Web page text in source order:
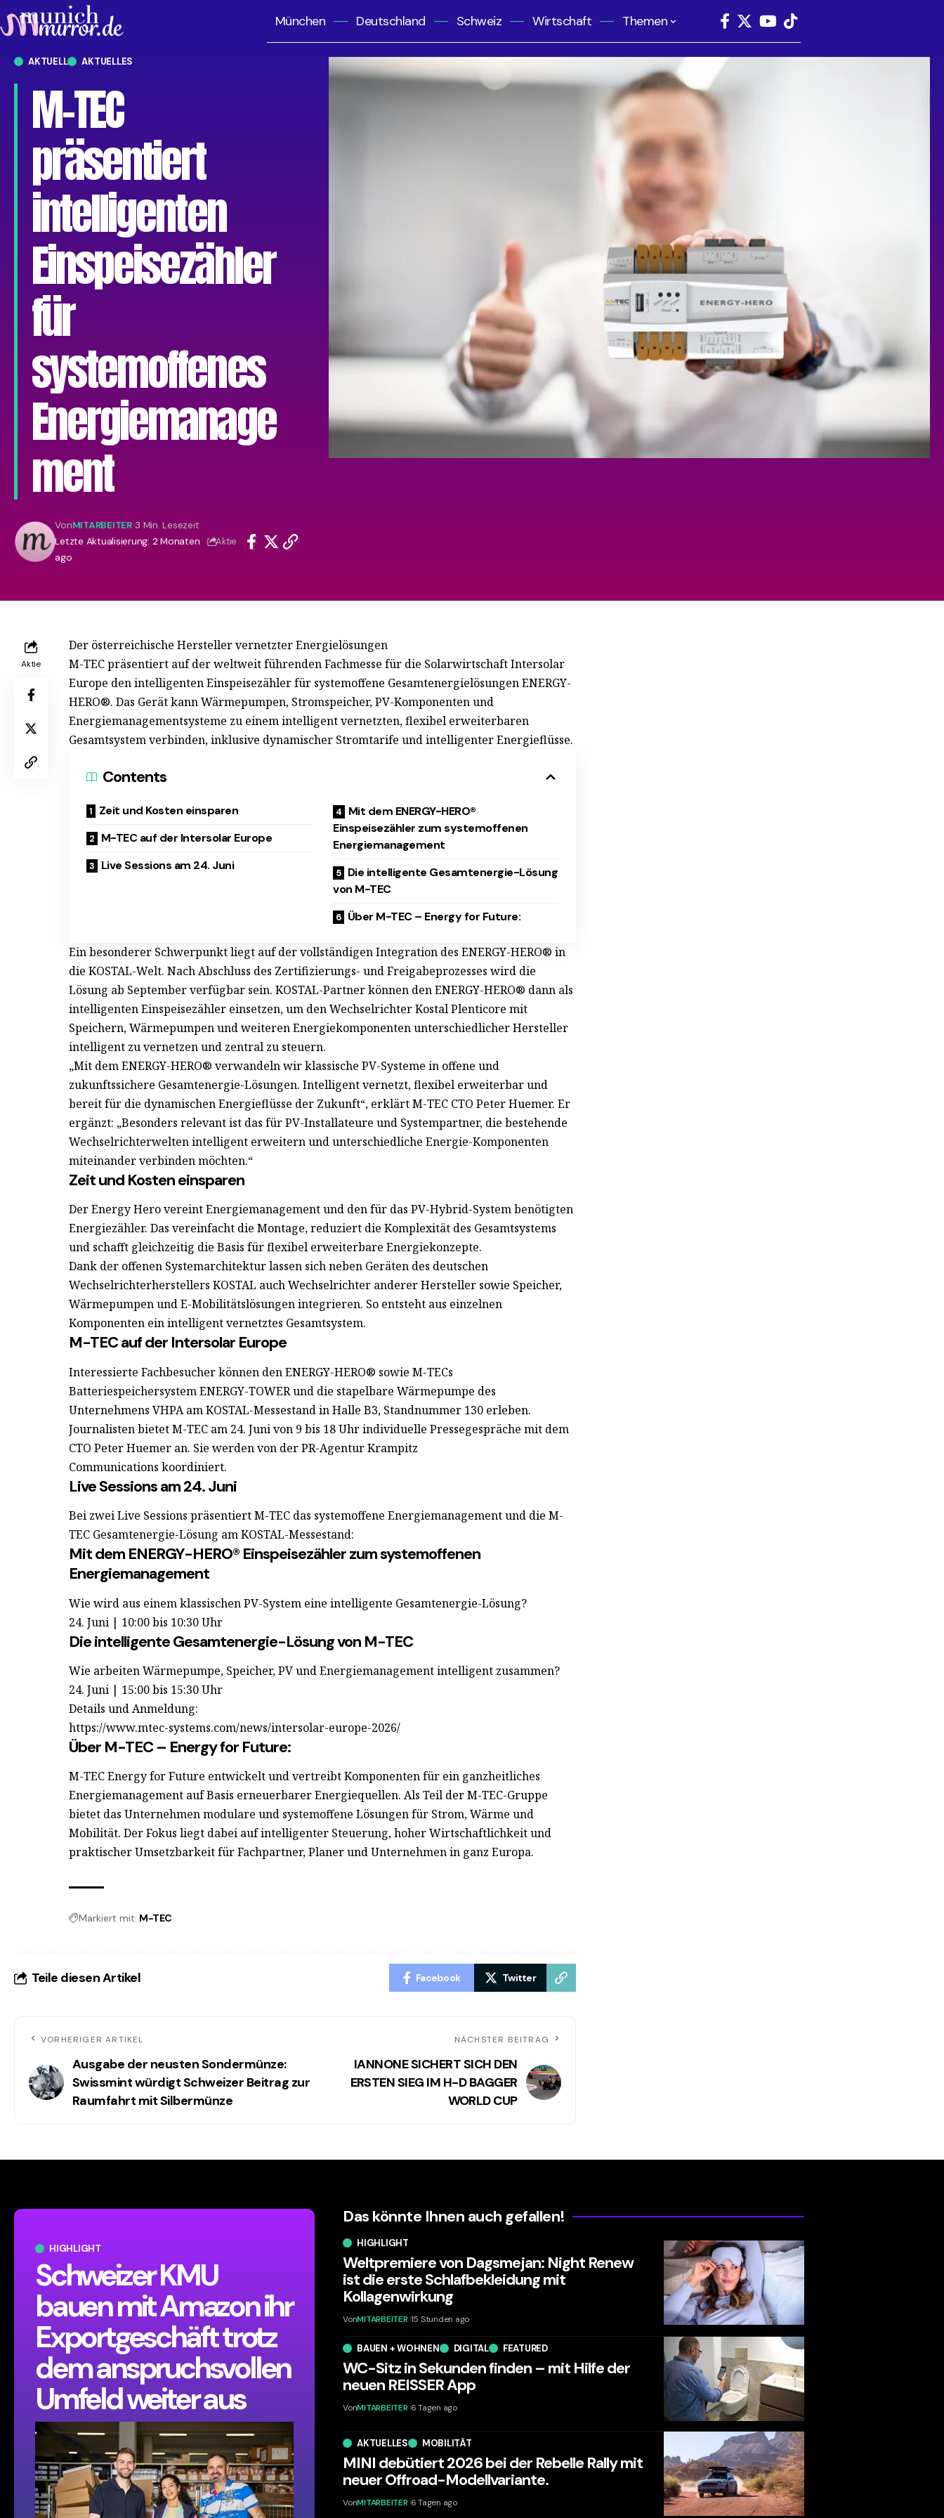
München Deutschland Schweiz Wirtschaft Themen
AKTUELL AKTUELLES
M-TEC
präsentiert
intelligenten
Einspeisezähler
für
systemoffenes
Energiemanage
ment
Letzte Aktualisierung: 2 Monaten
ago
VonMITARBEITER 3 Min. Lesezeit
Aktie
Aktie
Der österreichische Hersteller vernetzter Energielösungen
M-TEC präsentiert auf der weltweit führenden Fachmesse für die Solarwirtschaft Intersolar
Europe den intelligenten Einspeisezähler für systemoffene Gesamtenergielösungen ENERGY-
HERO®. Das Gerät kann Wärmepumpen, Stromspeicher, PV-Komponenten und
Energiemanagementsysteme zu einem intelligent vernetzten, flexibel erweiterbaren
Gesamtsystem verbinden, inklusive dynamischer Stromtarife und intelligenter Energieflüsse.
Contents
Zeit und Kosten einsparen
M-TEC auf der Intersolar Europe
Live Sessions am 24. Juni
Mit dem ENERGY-HERO®
Einspeisezähler zum systemoffenen
Energiemanagement
Die intelligente Gesamtenergie-Lösung
von M-TEC
Über M-TEC – Energy for Future:
Ein besonderer Schwerpunkt liegt auf der vollständigen Integration des ENERGY-HERO® in
die KOSTAL-Welt. Nach Abschluss des Zertifizierungs- und Freigabeprozesses wird die
Lösung ab September verfügbar sein. KOSTAL-Partner können den ENERGY-HERO® dann als
intelligenten Einspeisezähler einsetzen, um den Wechselrichter Kostal Plenticore mit
Speichern, Wärmepumpen und weiteren Energiekomponenten unterschiedlicher Hersteller
intelligent zu vernetzen und zentral zu steuern.
„Mit dem ENERGY-HERO® verwandeln wir klassische PV-Systeme in offene und
zukunftssichere Gesamtenergie-Lösungen. Intelligent vernetzt, flexibel erweiterbar und
bereit für die dynamischen Energieflüsse der Zukunft“, erklärt M-TEC CTO Peter Huemer. Er
ergänzt: „Besonders relevant ist das für PV-Installateure und Systempartner, die bestehende
Wechselrichterwelten intelligent erweitern und unterschiedliche Energie-Komponenten
miteinander verbinden möchten.“
Zeit und Kosten einsparen
Der Energy Hero vereint Energiemanagement und den für das PV-Hybrid-System benötigten
Energiezähler. Das vereinfacht die Montage, reduziert die Komplexität des Gesamtsystems
und schafft gleichzeitig die Basis für flexibel erweiterbare Energiekonzepte.
Dank der offenen Systemarchitektur lassen sich neben Geräten des deutschen
Wechselrichterherstellers KOSTAL auch Wechselrichter anderer Hersteller sowie Speicher,
Wärmepumpen und E-Mobilitätslösungen integrieren. So entsteht aus einzelnen
Komponenten ein intelligent vernetztes Gesamtsystem.
M-TEC auf der Intersolar Europe
Interessierte Fachbesucher können den ENERGY-HERO® sowie M-TECs
Batteriespeichersystem ENERGY-TOWER und die stapelbare Wärmepumpe des
Unternehmens VHPA am KOSTAL-Messestand in Halle B3, Standnummer 130 erleben.
Journalisten bietet M-TEC am 24. Juni von 9 bis 18 Uhr individuelle Pressegespräche mit dem
CTO Peter Huemer an. Sie werden von derPR-Agentur Krampitz
Communications koordiniert.
Live Sessions am 24. Juni
Bei zwei Live Sessions präsentiert M-TEC das systemoffene Energiemanagement und die M-
TEC Gesamtenergie-Lösung am KOSTAL-Messestand:
Mit dem ENERGY-HERO® Einspeisezähler zum systemoffenen
Energiemanagement
Wie wird aus einem klassischen PV-System eine intelligente Gesamtenergie-Lösung?
24. Juni | 10:00 bis 10:30 Uhr
Die intelligente Gesamtenergie-Lösung von M-TEC
Wie arbeiten Wärmepumpe, Speicher, PV und Energiemanagement intelligent zusammen?
24. Juni | 15:00 bis 15:30 Uhr
Details und Anmeldung:
https://www.mtec-systems.com/news/intersolar-europe-2026/
Über M-TEC – Energy for Future:
M-TEC Energy for Future entwickelt und vertreibt Komponenten für ein ganzheitliches
Energiemanagement auf Basis erneuerbarer Energiequellen. Als Teil der M-TEC-Gruppe
bietet das Unternehmen modulare und systemoffene Lösungen für Strom, Wärme und
Mobilität. Der Fokus liegt dabei auf intelligenter Steuerung, hoher Wirtschaftlichkeit und
praktischer Umsetzbarkeit für Fachpartner, Planer und Unternehmen in ganz Europa.
Markiert mit: M-TEC
Teile diesen Artikel Facebook Twitter
VORHERIGER ARTIKEL
Ausgabe der neusten Sondermünze:
Swissmint würdigt Schweizer Beitrag zur
Raumfahrt mit Silbermünze
NÄCHSTER BEITRAG
IANNONE SICHERT SICH DEN
ERSTEN SIEG IM H-D BAGGER
WORLD CUP
HIGHLIGHT
Schweizer KMU
bauen mit Amazon ihr
Exportgeschäft trotz
dem anspruchsvollen
Umfeld weiter aus
Das könnte Ihnen auch gefallen!
HIGHLIGHT
Weltpremiere von Dagsmejan: Night Renew
ist die erste Schlafbekleidung mit
Kollagenwirkung
VonMITARBEITER 15 Stunden ago
BAUEN + WOHNEN DIGITAL FEATURED
WC-Sitz in Sekunden finden – mit Hilfe der
neuen REISSER App
VonMITARBEITER 6 Tagen ago
AKTUELLES MOBILITÄT
MINI debütiert 2026 bei der Rebelle Rally mit
neuer Offroad-Modellvariante.
VonMITARBEITER 6 Tagen ago